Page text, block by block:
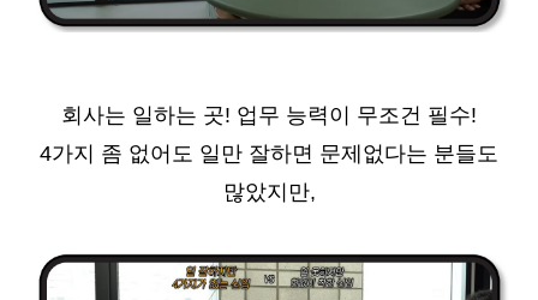
회사는 일하는 곳! 업무 능력이 무조건 필수!
4가지 좀 없어도 일만 잘하면 문제없다는 분들도
많았지만,